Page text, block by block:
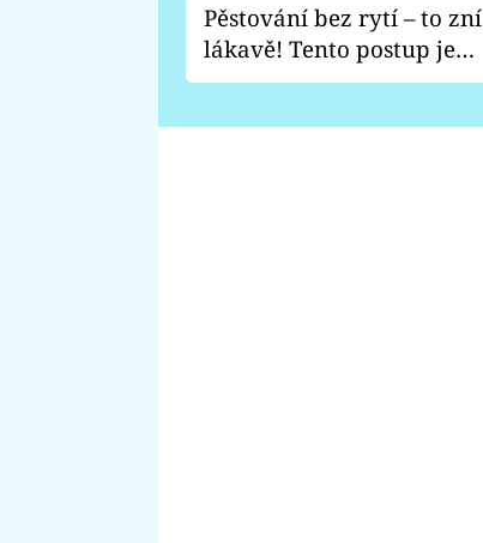
Pěstování bez rytí – to zní
lákavě! Tento postup je
vhodný jen pro některé